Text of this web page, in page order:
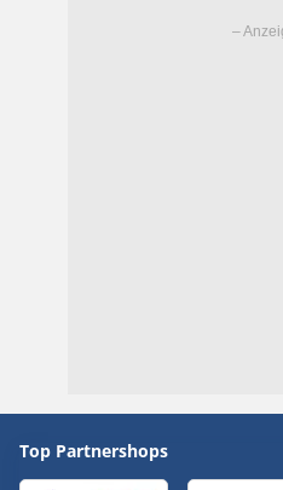
Top Partnershops